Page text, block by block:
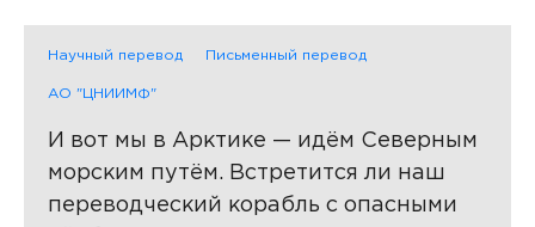
Научный перевод Письменный перевод
АО "ЦНИИМФ"
И вот мы в Арктике — идём Северным
морским путём. Встретится ли наш
переводческий корабль с опасными